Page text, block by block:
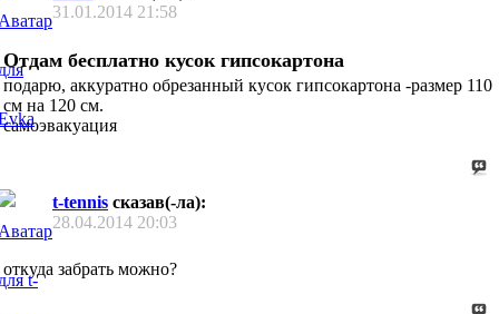
31.01.2014 21:58
Отдам бесплатно кусок гипсокартона
подарю, аккуратно обрезанный кусок гипсокартона -размер 110
см на 120 см.
самоэвакуация
t-tennis сказав(-ла):
28.04.2014 20:03
откуда забрать можно?